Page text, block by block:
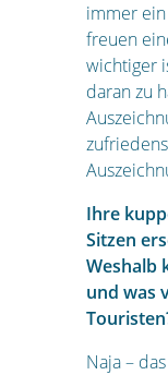
immer
freuen
wichtiger
daran zu
Ihre
Sitzen
Weshalb
und was
Naja –